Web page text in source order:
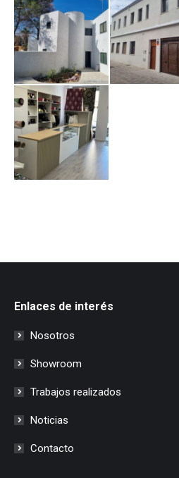
Enlaces de interés
Nosotros
Showroom
Trabajos realizados
Noticias
Contacto